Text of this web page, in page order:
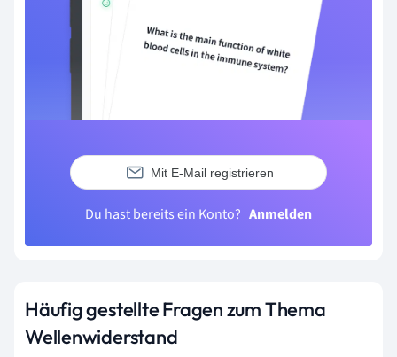
Mit E-Mail registrieren
Du hast bereits ein Konto? Anmelden
Häufig gestellte Fragen zum Thema
Wellenwiderstand